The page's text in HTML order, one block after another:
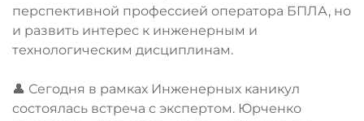
перспективной профессией оператора БПЛА, но
и развить интерес к инженерным и
технологическим дисциплинам.
👤 Сегодня в рамках Инженерных каникул
состоялась встреча с экспертом. Юрченко